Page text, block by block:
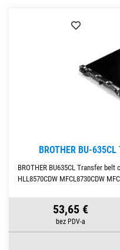
BROTHER BU-
BROTHER BU635CL Transfer belt
HLL8570CDW MFCL8730CDW
53,65 €